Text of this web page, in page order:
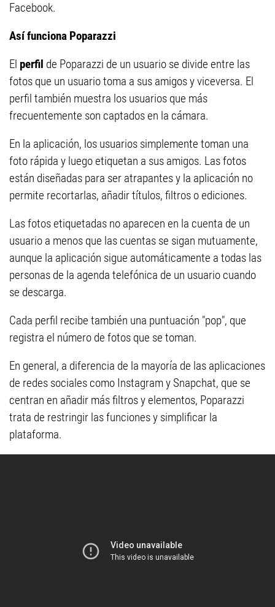
Facebook.
Así funciona Poparazzi
El perfil de Poparazzi de un usuario se divide entre las
fotos que un usuario toma a sus amigos y viceversa. El
perfil también muestra los usuarios que más
frecuentemente son captados en la cámara.
En la aplicación, los usuarios simplemente toman una
foto rápida y luego etiquetan a sus amigos. Las fotos
están diseñadas para ser atrapantes y la aplicación no
permite recortarlas, añadir títulos, filtros o ediciones.
Las fotos etiquetadas no aparecen en la cuenta de un
usuario a menos que las cuentas se sigan mutuamente,
aunque la aplicación sigue automáticamente a todas las
personas de la agenda telefónica de un usuario cuando
se descarga.
Cada perfil recibe también una puntuación "pop", que
registra el número de fotos que se toman.
En general, a diferencia de la mayoría de las aplicaciones
de redes sociales como Instagram y Snapchat, que se
centran en añadir más filtros y elementos, Poparazzi
trata de restringir las funciones y simplificar la
plataforma.